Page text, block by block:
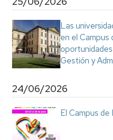
Las
en el Campus
Gestión y
24/06/2026
El Campus